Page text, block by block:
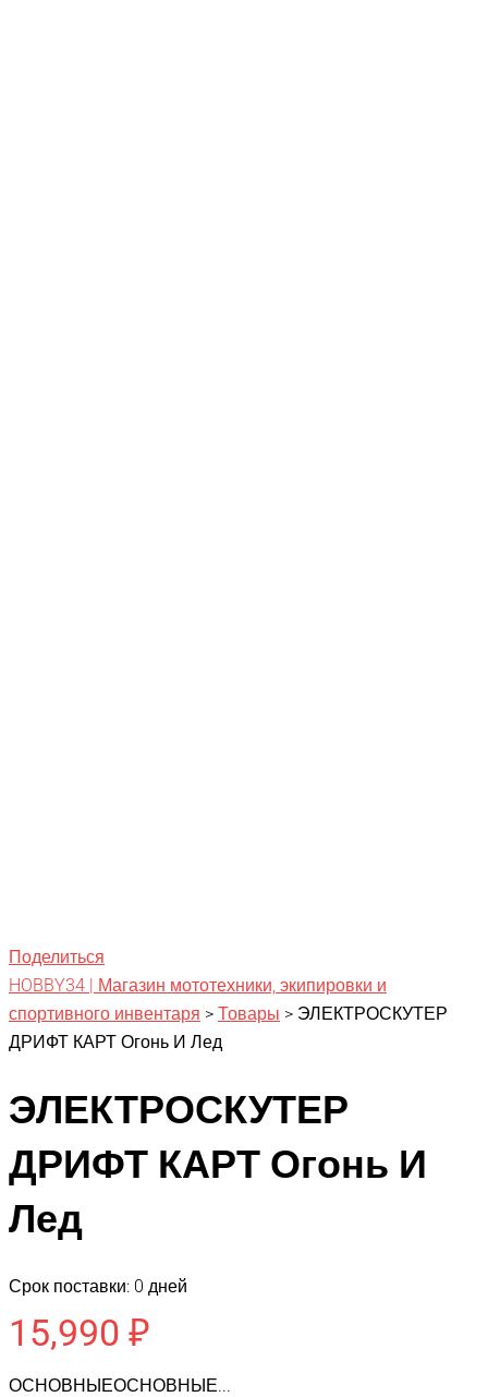
Поделиться
HOBBY34 | Магазин мототехники, экипировки и
спортивного инвентаря > Товары > ЭЛЕКТРОСКУТЕР
ДРИФТ КАРТ Огонь И Лед
ЭЛЕКТРОСКУТЕР
ДРИФТ КАРТ Огонь И
Лед
Срок поставки: 0 дней
15,990 ₽
ОСНОВНЫЕОСНОВНЫЕ...